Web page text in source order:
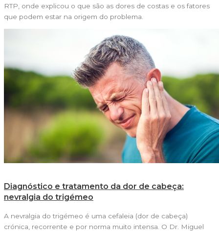
RTP, onde explicou o que são as dores de costas e os fatores
que podem estar na origem do problema.
Diagnóstico e tratamento da dor de cabeça:
nevralgia do trigémeo
A nevralgia do trigémeo é uma cefaleia (dor de cabeça)
crónica, recorrente e por norma muito intensa. O Dr. Miguel